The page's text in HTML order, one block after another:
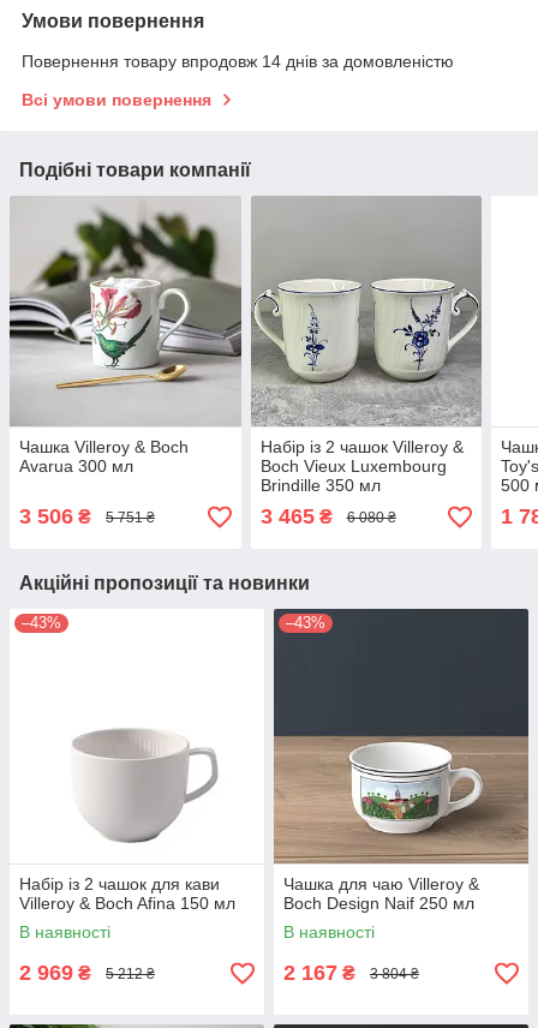
Умови повернення
Повернення товару впродовж 14 днів за домовленістю
Всі умови повернення
Подібні товари компанії
Чашка Villeroy & Boch
Avarua 300 мл
3 506 ₴ 5 751 ₴
Набір із 2 чашок Villeroy &
Boch Vieux Luxembourg
Brindille 350 мл
3 465₴ 6 080 ₴
500
1
Акційні пропозиції та новинки
–43%
Набір із 2 чашок для кави
Villeroy & Boch Afina 150 мл
В наявності
2 969 ₴ 5 212 ₴
–43%
Чашка для чаю Villeroy &
Boch Design Naif 250 мл
В наявності
2 167 ₴ 3 804 ₴